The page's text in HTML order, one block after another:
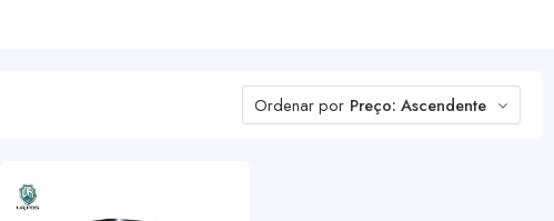
Ordenar por Preço: Ascendente